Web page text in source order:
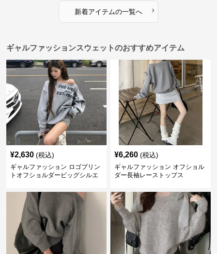
新着アイテムの一覧へ ›
ギャルファッションスウェットのおすすめアイテム
¥2,630 (税込)
ギャルファッション ロゴプリン
トオフショルダービッグシルエ
¥6,260 (税込)
ギャルファッション オフショル
ダー長袖レーストップス